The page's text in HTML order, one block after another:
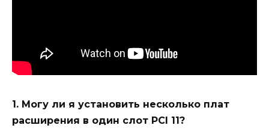
1. Могу ли я установить несколько плат
расширения в один слот PCI 11?